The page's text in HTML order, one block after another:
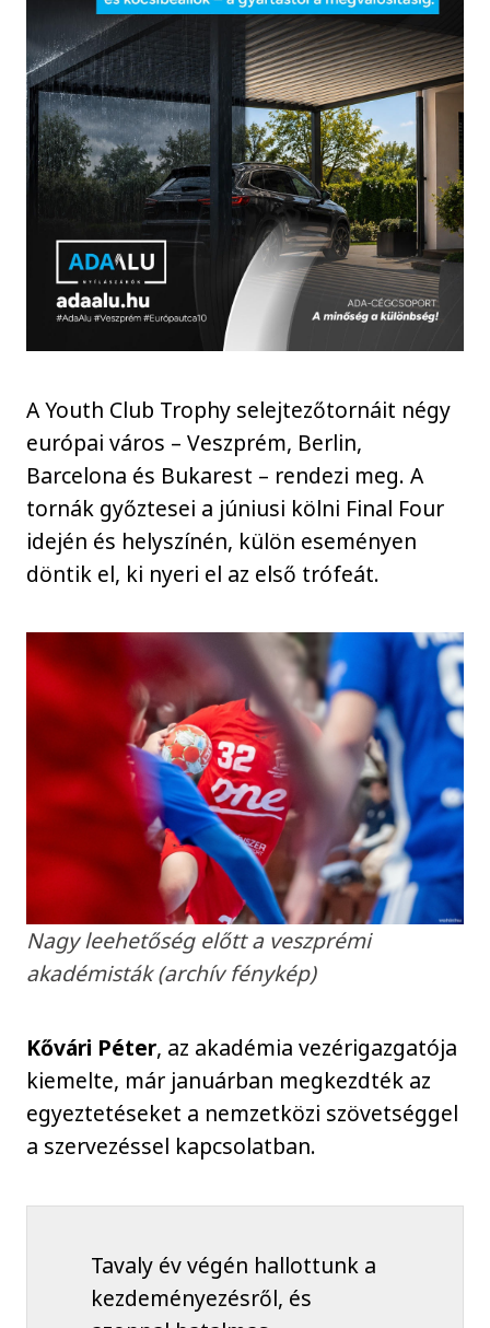
A Youth Club Trophy selejtezőtornáit négy
európai város – Veszprém, Berlin,
Barcelona és Bukarest – rendezi meg. A
tornák győztesei a júniusi kölni Final Four
idején és helyszínén, külön eseményen
döntik el, ki nyeri el az első trófeát.
Nagy leehetőség előtt a veszprémi
akadémisták (archív fénykép)
Kővári Péter, az akadémia vezérigazgatója
kiemelte, már januárban megkezdték az
egyeztetéseket a nemzetközi szövetséggel
a szervezéssel kapcsolatban.
Tavaly év végén hallottunk a
kezdeményezésről, és